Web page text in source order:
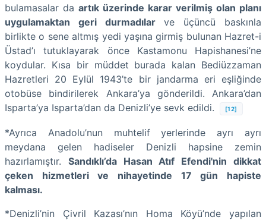
bulamasalar da artık üzerinde karar verilmiş olan planı
uygulamaktan geri durmadılar ve üçüncü baskınla
birlikte o sene altmış yedi yaşına girmiş bulunan Hazret-i
Üstad’ı tutuklayarak önce Kastamonu Hapishanesi’ne
koydular. Kısa bir müddet burada kalan Bediüzzaman
Hazretleri 20 Eylül 1943’te bir jandarma eri eşliğinde
otobüse bindirilerek Ankara’ya gönderildi. Ankara’dan
Isparta’ya Isparta’dan da Denizli’ye sevk edildi.
[12]
*Ayrıca Anadolu’nun muhtelif yerlerinde ayrı ayrı
meydana gelen hadiseler Denizli hapsine zemin
hazırlamıştır. Sandıklı’da Hasan Atıf Efendi'nin dikkat
çeken hizmetleri ve nihayetinde 17 gün hapiste
kalması.
*Denizli’nin Çivril Kazası’nın Homa Köyü’nde yapılan